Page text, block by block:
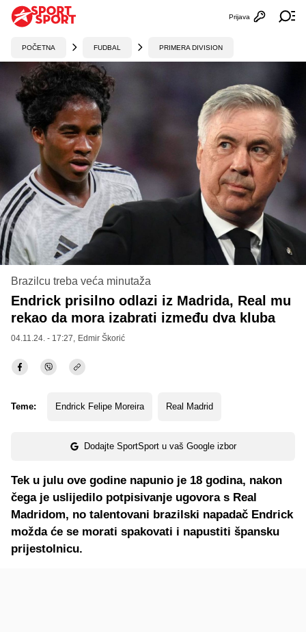
Otvori
Prijava
POČETNA FUDBAL PRIMERA DIVISION
Brazilcu treba veća minutaža
Endrick prisilno odlazi iz Madrida, Real mu
rekao da mora izabrati između dva kluba
04.11.24. - 17:27, Edmir Škorić
Teme: Endrick Felipe Moreira Real Madrid
Dodajte SportSport u vaš Google izbor
Tek u julu ove godine napunio je 18 godina, nakon
čega je uslijedilo potpisivanje ugovora s Real
Madridom, no talentovani brazilski napadač Endrick
možda će se morati spakovati i napustiti špansku
prijestolnicu.